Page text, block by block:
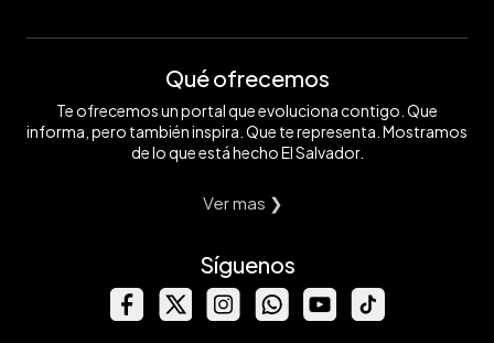
Qué ofrecemos
Te ofrecemos un portal que evoluciona contigo. Que
informa, pero también inspira. Que te representa. Mostramos
de lo que está hecho El Salvador.
Ver mas ❯
Síguenos